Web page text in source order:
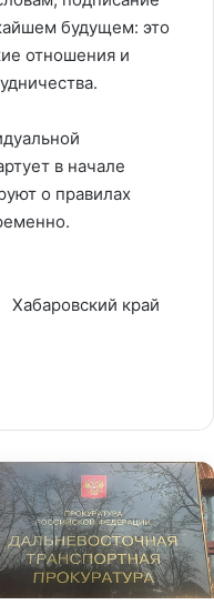
будущем: это
отношения и
в начале
о правилах
Хабаровский край